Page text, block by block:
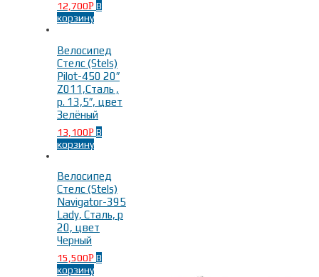
12,700Р В
корзину
Велосипед
Стелс (Stels)
Pilot-450 20″
Z011,Сталь ,
р. 13,5″, цвет
Зелёный
13,100Р В
корзину
Велосипед
Стелс (Stels)
Navigator-395
Lady, Сталь, р
20, цвет
Черный
15,500Р В
корзину